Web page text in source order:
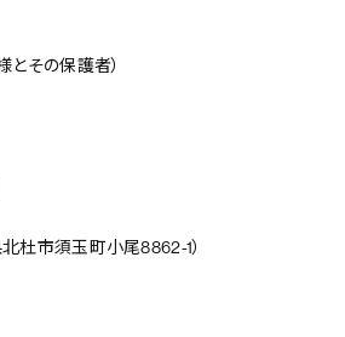
とその保護者）
杜市須玉町小尾8862-1）